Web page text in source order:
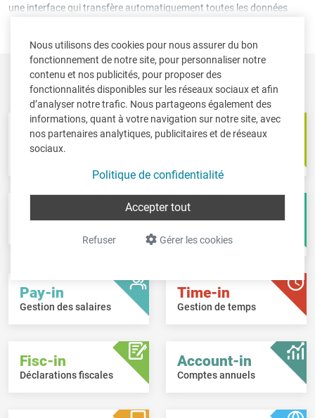
Nous utilisons des cookies pour nous assurer du bon
fonctionnement de notre site, pour personnaliser notre
contenu et nos publicités, pour proposer des
fonctionnalités disponibles sur les réseaux sociaux et afin
d’analyser notre trafic. Nous partageons également des
informations, quant à votre navigation sur notre site, avec
nos partenaires analytiques, publicitaires et de réseaux
sociaux.
Politique de confidentialité
Gérer les cookies
Refuser
Accepter tout
une interface qui transfère automatiquement toutes les données
Aperçu deslogiciels Intec
Book-in
Comptabilité & conseil
Trade-in
Board-in
ligne
Pay-in
Gestion des salaires
Time-in
Gestion de temps
Fisc-in
Déclarations fiscales
Account-in
Comptes annuels